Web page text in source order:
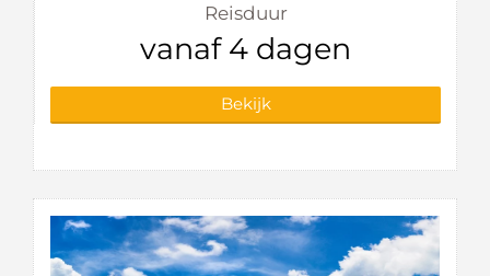
Reisduur
vanaf 4 dagen
Bekijk